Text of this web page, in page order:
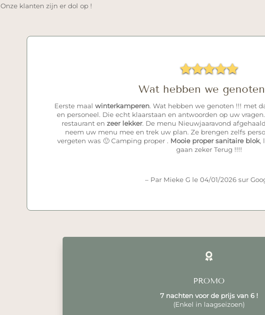
Onze klanten zijn er dol op !

Wat hebben we
Eerste maal winterkamperen. Wat hebben we genoten !!! met
en personeel. Die echt klaarstaan en antwoorden op uw
restaurant en zeer lekker. De menu Nieuwjaaravond
neem uw menu mee en trek uw plan. Ze brengen zelfs
vergeten was 🙂 Camping proper . Mooie proper sanitaire blok,
gaan zeker Terug !!!!
– Par Mieke G le 04/01/2026 sur

PROMO
7 nachten voor de prijs van 6 !
(Enkel in laagseizoen)